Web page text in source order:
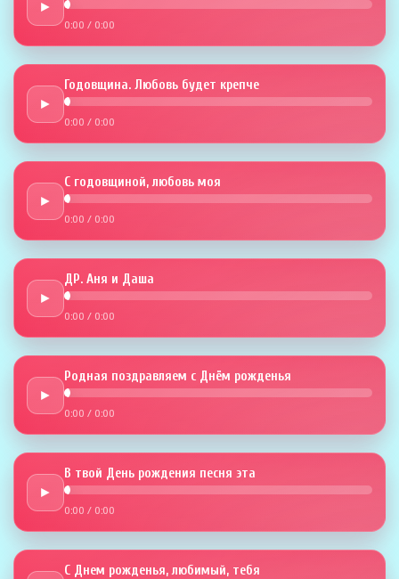
►
0:00 / 0:00
►
Годовщина. Любовь будет крепче
0:00 / 0:00
►
С годовщиной, любовь моя
0:00 / 0:00
►
ДР. Аня и Даша
0:00 / 0:00
►
Родная поздравляем с Днём рожденья
0:00 / 0:00
►
В твой День рождения песня эта
0:00 / 0:00
С Днем рожденья, любимый, тебя